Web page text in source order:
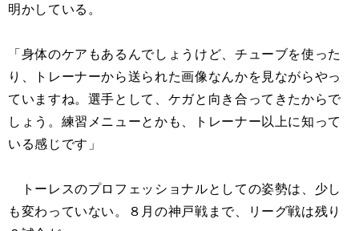
明かしている。
「身体のケアもあるんでしょうけど、チューブを使った
り、トレーナーから送られた画像なんかを見ながらやっ
ていますね。選手として、ケガと向き合ってきたからで
しょう。練習メニューとかも、トレーナー以上に知って
いる感じです」
トーレスのプロフェッショナルとしての姿勢は、少し
も変わっていない。８月の神戸戦まで、リーグ戦は残り